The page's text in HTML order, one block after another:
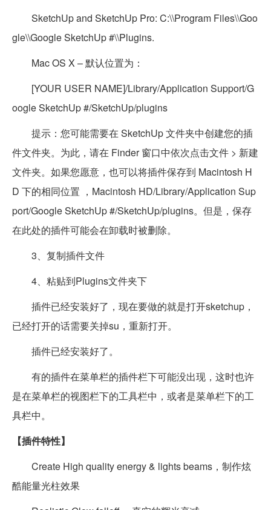
SketchUp and SketchUp Pro: C:\\Program Files\\Goo
gle\\Google SketchUp #\\Plugins.
Mac OS X – 默认位置为：
[YOUR USER NAME]/Library/Application Support/G
oogle SketchUp #/SketchUp/plugins
提示：您可能需要在 SketchUp 文件夹中创建您的插
件文件夹。为此，请在 Finder 窗口中依次点击文件 > 新建
文件夹。如果您愿意，也可以将插件保存到 Macintosh H
D 下的相同位置 ，Macintosh HD/Library/Application Sup
port/Google SketchUp #/SketchUp/plugins。但是，保存
在此处的插件可能会在卸载时被删除。
3、复制插件文件
4、粘贴到Plugins文件夹下
插件已经安装好了，现在要做的就是打开sketchup，
已经打开的话需要关掉su，重新打开。
插件已经安装好了。
有的插件在菜单栏的插件栏下可能没出现，这时也许
是在菜单栏的视图栏下的工具栏中，或者是菜单栏下的工
具栏中。
【插件特性】
Create High quality energy & lights beams，制作炫
酷能量光柱效果